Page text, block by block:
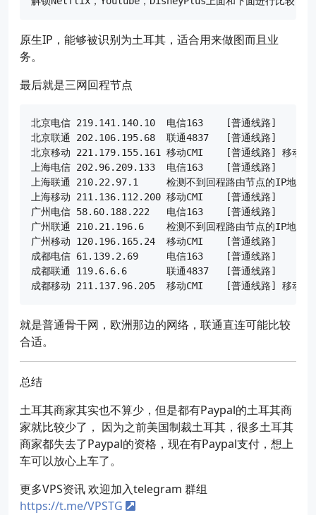
原生IP，能够被识别为土耳其，适合用来做图而且业
务。
最后就是三网回程节点
北京电信 219.141.140.10  电信163    [普通线路]
北京联通 202.106.195.68  联通4837   [普通线路]
北京移动 221.179.155.161 移动CMI    [普通线路] 移动
上海电信 202.96.209.133  电信163    [普通线路]
上海联通 210.22.97.1     检测不到回程路由节点的IP地址
上海移动 211.136.112.200 移动CMI    [普通线路]
广州电信 58.60.188.222   电信163    [普通线路]
广州联通 210.21.196.6    检测不到回程路由节点的IP地址
广州移动 120.196.165.24  移动CMI    [普通线路]
成都电信 61.139.2.69     电信163    [普通线路]
成都联通 119.6.6.6       联通4837   [普通线路]
就是普通骨干网，欧洲那边的网络，联通直连可能比较
合适。
总结
土耳其商家其实也不算少，但是都有Paypal的土耳其商
家就比较少了， 因为之前美国制裁土耳其，很多土耳其
商家都失去了Paypal的资格，现在有Paypal支付，想上
车可以放心上车了。
更多VPS资讯 欢迎加入telegram 群组
https://t.me/VPSTG